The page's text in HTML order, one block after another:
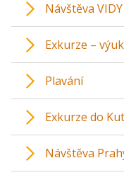
Návštěva
Exkurze –
Plavání
Exkurze do
Návštěva